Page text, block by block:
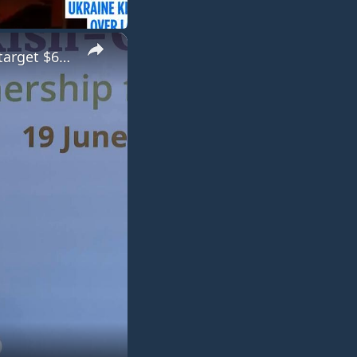
×
Türkiye: Türkiye, Germany sign economic cooperation protocol, target $60B trade volume.